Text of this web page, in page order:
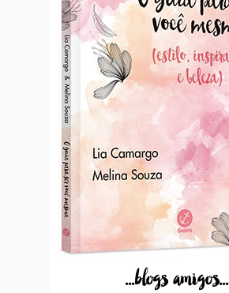
...blogs amigos...